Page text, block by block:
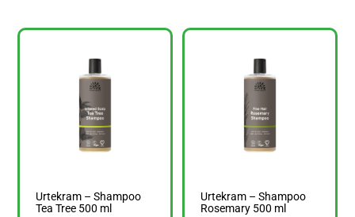
Urtekram – Shampoo
Tea Tree 500 ml
Urtekram – Shampoo
Rosemary 500 ml